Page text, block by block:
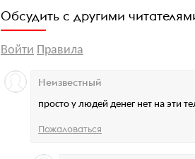
Обсудить с другими
Войти Правила
просто у людей денег нет на эти
Неизвестный
Пожаловаться